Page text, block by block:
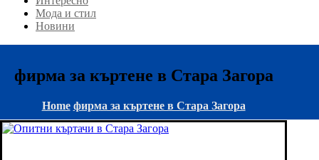
Мода и стил
Новини
фирма за къртене в Стара Загора
Home фирма за къртене в Стара Загора